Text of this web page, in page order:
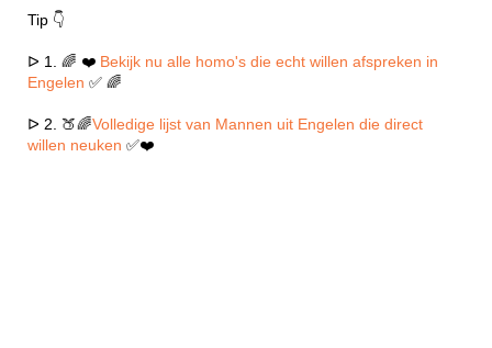
Tip 👇
ᐅ 1. 🌈 ❤️ Bekijk nu alle homo's die echt willen afspreken in
Engelen ✅ 🌈
ᐅ 2. 🍑🌈Volledige lijst van Mannen uit Engelen die direct
willen neuken ✅❤️